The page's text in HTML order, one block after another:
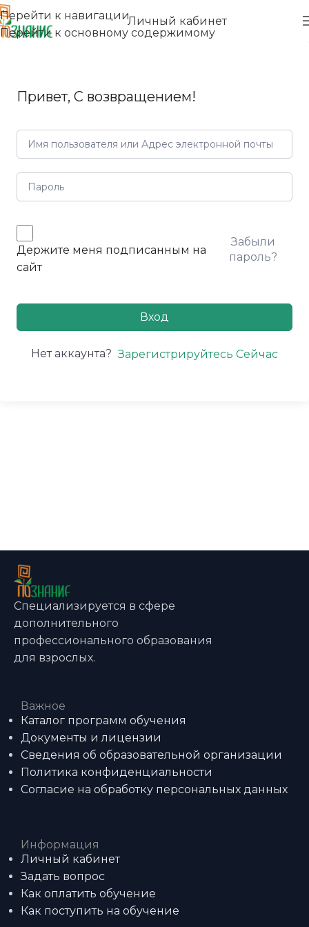
Перейти к навигации
Перейти к основному содержимому
Личный кабинет
Привет, С возвращением!
Держите меня подписанным на
сайт
Забыли
пароль?
Вход
Нет аккаунта? Зарегистрируйтесь Сейчас
Специализируется в сфере
дополнительного
профессионального образования
для взрослых.
Важное
Каталог программ обучения
Документы и лицензии
Сведения об образовательной организации
Политика конфиденциальности
Согласие на обработку персональных данных
Информация
Личный кабинет
Задать вопрос
Как оплатить обучение
Как поступить на обучение